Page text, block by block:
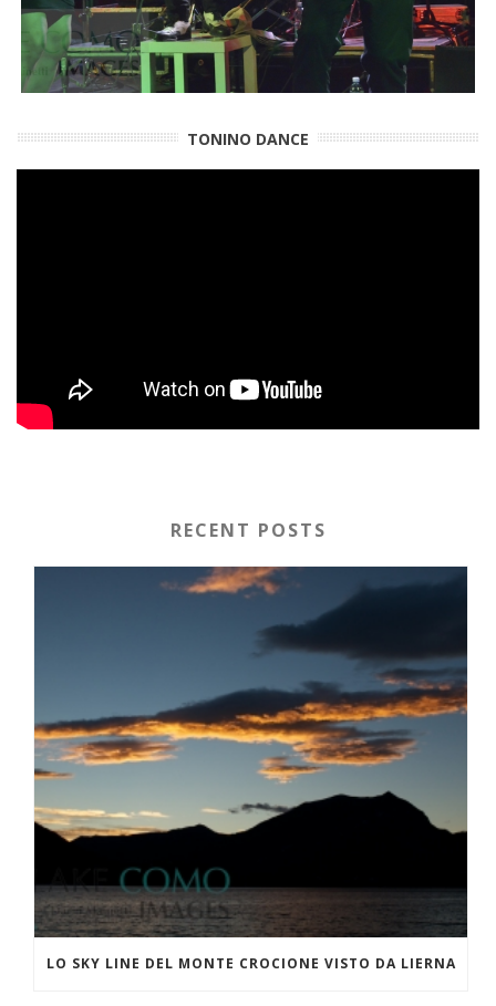
TONINO DANCE
RECENT POSTS
LO SKY LINE DEL MONTE CROCIONE VISTO DA LIERNA